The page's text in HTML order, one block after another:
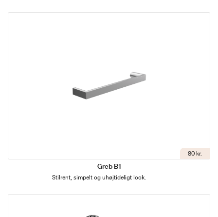
80 kr.
Greb B1
Stilrent, simpelt og uhøjtideligt look.